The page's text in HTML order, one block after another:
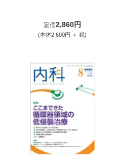
定価2,860円
(本体2,600円 ＋ 税)